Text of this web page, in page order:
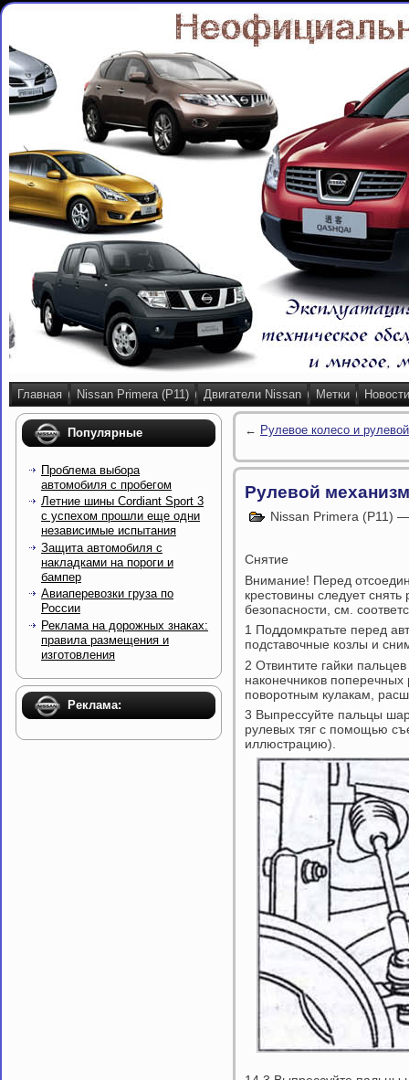
Главная Nissan Primera (P11) Двигатели Nissan Метки Новости
Популярные
Проблема выбора
автомобиля с пробегом
Летние шины Cordiant Sport 3
с успехом прошли еще одни
независимые испытания
Защита автомобиля с
накладками на пороги и
бампер
Авиаперевозки груза по
России
Реклама на дорожных знаках:
правила размещения и
изготовления
Реклама:
← Рулевое колесо и
Рулевой
Nissan Primera (P11)
Снятие
Внимание! Перед
крестовины следует
безопасности, см.
1 Поддомкратьте перед
подставочные козлы и
2 Отвинтите гайки
наконечников поперечных
поворотным кулакам,
3 Выпрессуйте пальцы
рулевых тяг с помощью
иллюстрацию).